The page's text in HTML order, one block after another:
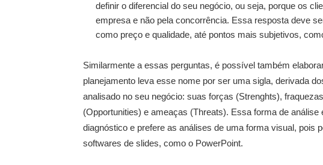
definir o diferencial do seu negócio, ou seja, porque os
empresa e não pela concorrência. Essa resposta deve
como preço e qualidade, até pontos mais subjetivos,
Similarmente a essas perguntas, é possível também
planejamento leva esse nome por ser uma sigla, derivada
analisado no seu negócio: suas forças (Strenghts),
(Opportunities) e ameaças (Threats). Essa forma de
diagnóstico e prefere as análises de uma forma visual, pois
softwares de slides, como o PowerPoint.